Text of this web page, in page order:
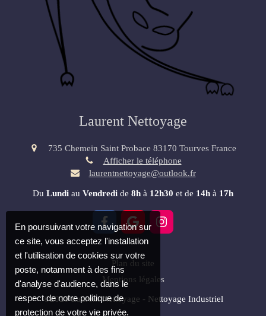
Laurent Nettoyage
735 Chemein Saint Probace 83170 Tourves France
Afficher le téléphone
laurentnettoyage@outlook.fr
Du Lundi au Vendredi de 8h à 12h30 et de 14h à 17h
Plan du site
Mentions légales
©2020 Laurent Nettoyage - Nettoyage Industriel
En poursuivant votre navigation sur
ce site, vous acceptez l'installation
et l'utilisation de cookies sur votre
poste, notamment à des fins
d'analyse d'audience, dans le
respect de notre politique de
protection de votre vie privée.